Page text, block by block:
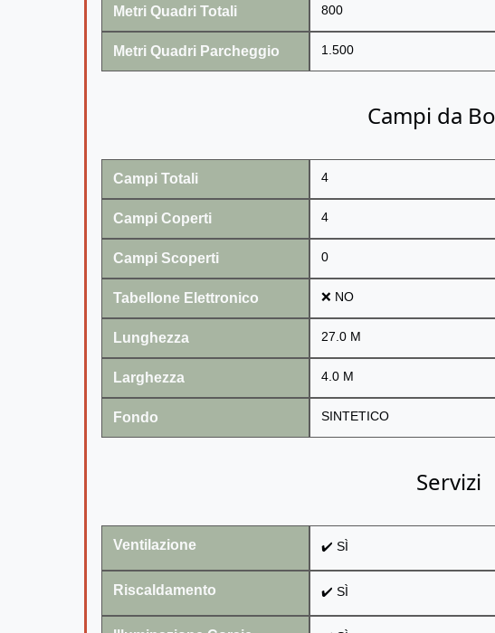
Metri Quadri Totali 800
Metri Quadri Parcheggio 1.500
Campi da
Campi Totali 4
Campi Coperti 4
Campi Scoperti 0
Tabellone Elettronico ❌ NO
Lunghezza 27.0 M
Larghezza 4.0 M
Fondo SINTETICO
Servizi
Ventilazione ✔️ SÌ
Riscaldamento ✔️ SÌ